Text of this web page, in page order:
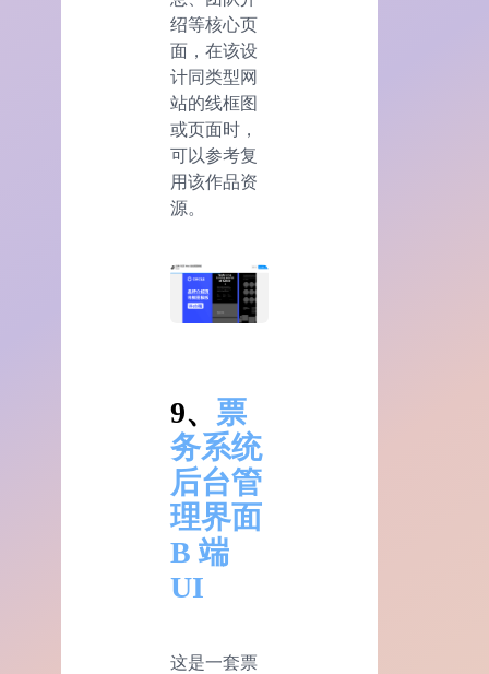
绍等核心页
面，在该设
计同类型网
站的线框图
或页面时，
可以参考复
用该作品资
源。
9、 票
务系统
后台管
理界面
B 端
UI
这是一套票